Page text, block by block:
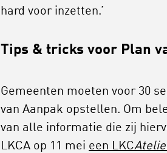
hard voor inzetten.’
Tips & tricks voor Plan
Gemeenten moeten voor 30
van Aanpak opstellen. Om
van alle informatie die zij
LKCA op 11 mei een LKC